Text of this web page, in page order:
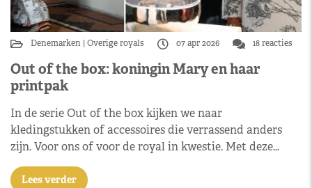
Denemarken Overige royals 07 apr 2026 18 reacties
Out of the box: koningin Mary en haar
printpak
In de serie Out of the box kijken we naar
kledingstukken of accessoires die verrassend anders
zijn. Voor ons of voor de royal in kwestie. Met deze…
Lees verder